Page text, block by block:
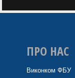
ПРО НАС
Виконком ФБУ